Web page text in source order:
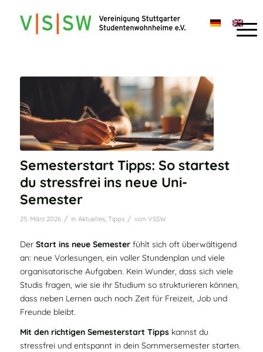
Semesterstart Tipps: So startest
du stressfrei ins neue Uni-
Semester
25. März 2026 / in Aktuelles, Tipps / von VSSW
DerStart ins neue Semesterfühlt sich oft überwältigend
an: neue Vorlesungen, ein voller Stundenplan und viele
organisatorische Aufgaben. Kein Wunder, dass sich viele
Studis fragen, wie sie ihr Studium so strukturieren können,
dass neben Lernen auch noch Zeit für Freizeit, Job und
Freunde bleibt.
Mit den richtigen Semesterstart Tipps kannst du
stressfrei und entspannt in dein Sommersemester starten.